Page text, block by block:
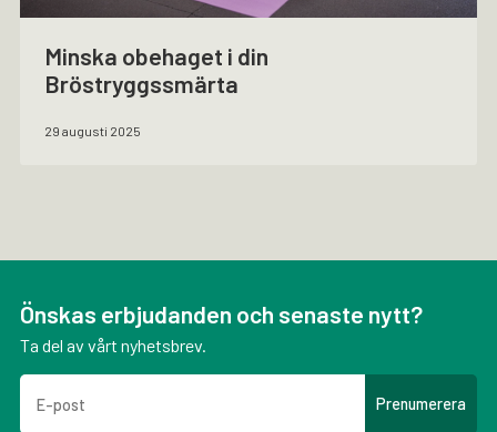
Minska obehaget i din
Bröstryggssmärta
29 augusti 2025
Önskas erbjudanden och senaste nytt?
Ta del av vårt nyhetsbrev.